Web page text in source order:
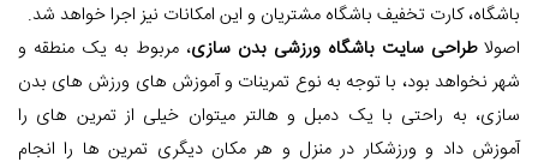
باشگاه، کارت تخفیف باشگاه مشتریان و این امکانات نیز اجرا خواهد شد.
اصولاطراحی سایت باشگاه ورزشی بدن سازی، مربوط به یک منطقه و
شهر نخواهد بود، با توجه به نوع تمرینات و آموزش های ورزش های بدن
سازی، به راحتی با یک دمبل و هالتر میتوان خیلی از تمرین های را
آموزش داد و ورزشکار در منزل و هر مکان دیگری تمرین ها را انجام